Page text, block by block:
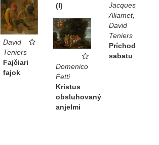
(I)
Jacques
Aliamet,
David
Teniers
Príchod
sabatu
David
Teniers
Fajčiari
fajok
Domenico
Fetti
Kristus
obsluhovaný
anjelmi